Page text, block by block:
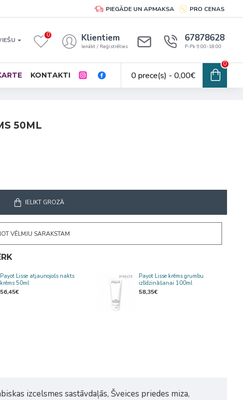
PIEGĀDE UN APMAKSA PRO CENAS
0 Klientiem
Ienākt / Reģistrēties
67878628
P-Pk 9:00-18:00
KONTAKTI 0 prece(s) - 0,00€
0
50ML
IELIKT GROZĀ
VĒLMJU SARAKSTAM
Payot Lisse atjaunojošs nakts
krēms 50ml
56,45€
Payot Lisse krēms grumbu
izlīdzināšanai 100ml
58,35€
izcelsmes sastāvdaļās, Šveices priedes miza,